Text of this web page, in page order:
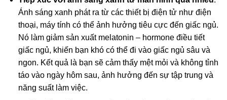
Ánh sáng xanh phát ra từ các thiết bị điện tử như điện
thoại, máy tính có thể ảnh hưởng tiêu cực đến giấc ngủ.
Nó làm giảm sản xuất melatonin – hormone điều tiết
giấc ngủ, khiến bạn khó có thể đi vào giấc ngủ sâu và
ngon. Kết quả là bạn sẽ cảm thấy mệt mỏi và không tỉnh
táo vào ngày hôm sau, ảnh hưởng đến sự tập trung và
năng suất làm việc.